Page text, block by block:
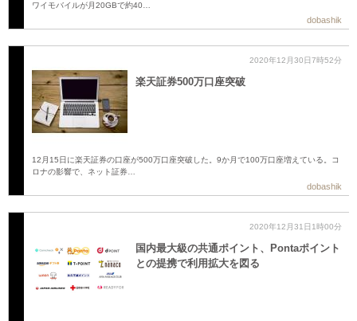
ワイモバイルが月20GBで約40…
dobashik
2020年12月30日7時52分
楽天証券500万口座突破
12月15日に楽天証券の口座が500万口座突破した。9か月で100万口座増えている。コ
ロナの影響で、ネット証券…
dobashik
2020年12月31日1時00分
国内最大級の共通ポイント、Pontaポイント
との提携で利用拡大を図る